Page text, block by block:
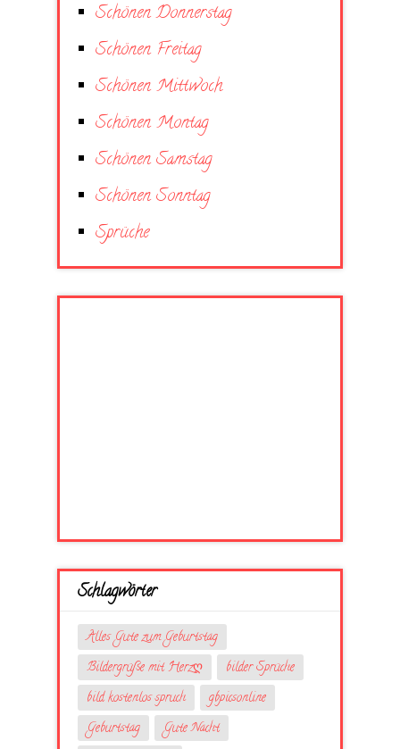
Schönen Donnerstag
Schönen Freitag
Schönen Mittwoch
Schönen Montag
Schönen Samstag
Schönen Sonntag
Sprüche
Schlagwörter
Alles Gute zum Geburtstag
Bildergrüße mit Herzღ
bilder Sprüche
bild kostenlos spruch
gbpicsonline
Geburtstag
Gute Nacht